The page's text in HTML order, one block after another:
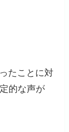
たことに対
的な声が